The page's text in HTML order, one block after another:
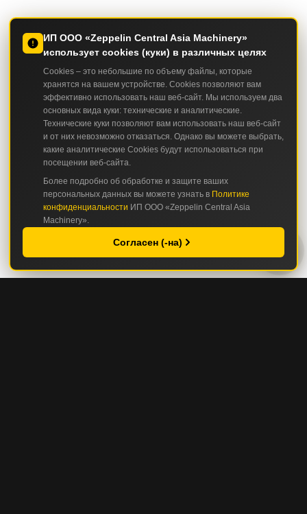
ИП ООО «Zeppelin Central Asia Machinery»
использует cookies (куки) в различных целях
Cookies – это небольшие по объему файлы, которые
хранятся на вашем устройстве. Cookies позволяют вам
эффективно использовать наш веб-сайт. Мы используем два
основных вида куки: технические и аналитические.
Технические куки позволяют вам использовать наш веб-сайт
и от них невозможно отказаться. Однако вы можете выбрать,
какие аналитические Cookies будут использоваться при
посещении веб-сайта.
Более подробно об обработке и защите ваших
персональных данных вы можете узнать в Политике
конфиденциальности ИП ООО «Zeppelin Central Asia
Machinery».
Согласен (-на)